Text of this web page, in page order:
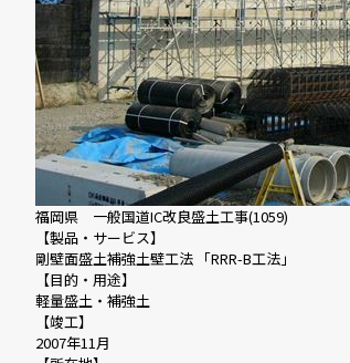
福岡県 一般国道IC改良盛土工事(1059)
【製品・サービス】
剛壁面盛土補強土壁工法 「RRR-B工法」
【目的・用途】
軽量盛土・補強土
【竣工】
2007年11月